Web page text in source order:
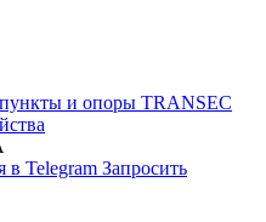
и опоры TRANSEC
в Telegram Запросить